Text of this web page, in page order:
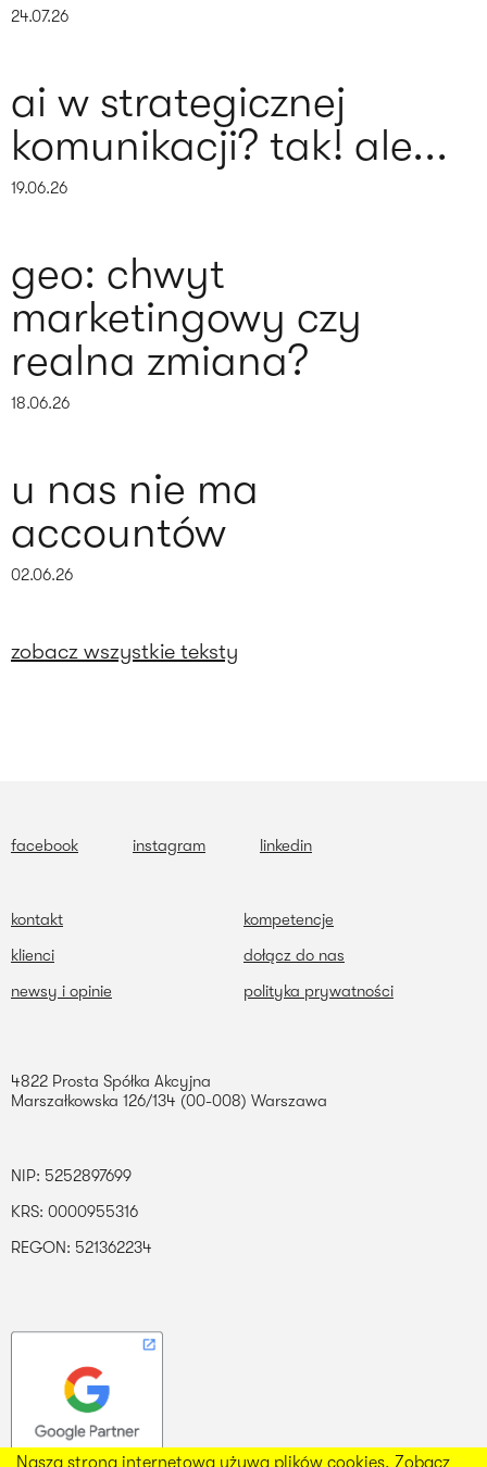
Nasza strona internetowa używa plików cookies. Zobacz
24.07.26
ai w strategicznej
komunikacji? tak! ale...
19.06.26
geo: chwyt
marketingowy czy
realna zmiana?
18.06.26
u nas nie ma
accountów
02.06.26
zobacz wszystkie teksty
facebook instagram linkedin
kontakt
kompetencje
klienci
dołącz do nas
newsy i opinie
polityka prywatności
4822 Prosta Spółka Akcyjna
Marszałkowska 126/134 (00-008) Warszawa
NIP: 5252897699
KRS: 0000955316
REGON: 521362234